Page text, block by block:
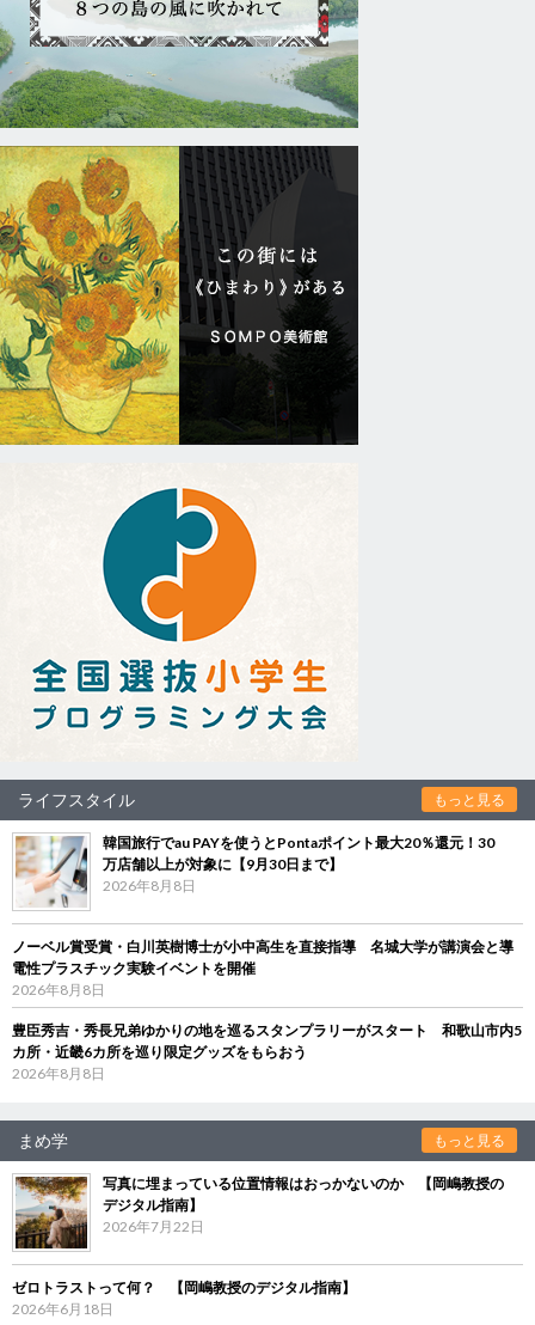
ライフスタイル もっと見る
韓国旅行でau PAYを使うとPontaポイント最大20％還元！30
万店舗以上が対象に【9月30日まで】
2026年8月8日
ノーベル賞受賞・白川英樹博士が小中高生を直接指導 名城大学が講演会と導
電性プラスチック実験イベントを開催
2026年8月8日
豊臣秀吉・秀長兄弟ゆかりの地を巡るスタンプラリーがスタート 和歌山市内5
カ所・近畿6カ所を巡り限定グッズをもらおう
2026年8月8日
まめ学 もっと見る
写真に埋まっている位置情報はおっかないのか 【岡嶋教授の
デジタル指南】
2026年7月22日
ゼロトラストって何？ 【岡嶋教授のデジタル指南】
2026年6月18日